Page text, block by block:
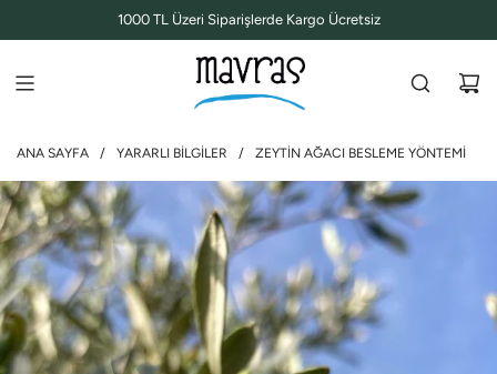
G
E
Ç
1000 TL Üzeri Siparişlerde Kargo Ücretsiz
ANA SAYFA / YARARLI BILGILER / ZEYTIN AĞACI BESLEME YÖNTEMI